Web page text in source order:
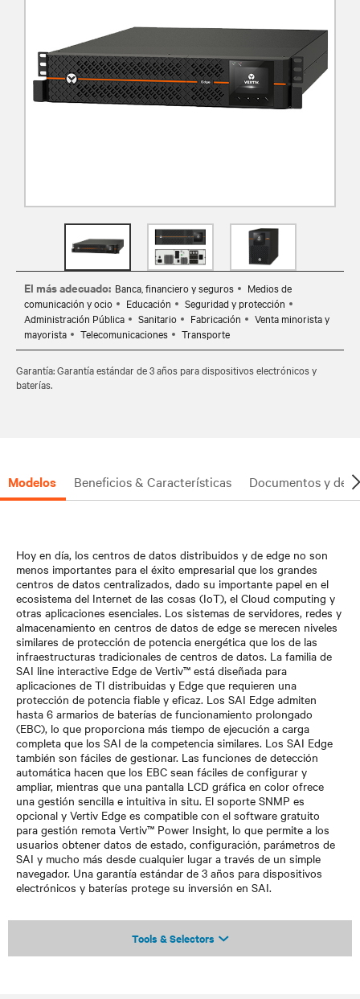
El más adecuado: Banca, financiero y seguros
Medios de
comunicación y ocio
Educación
Seguridad y protección
Administración Pública
Sanitario Fabricación
Venta minorista y
mayorista
Telecomunicaciones Transporte
Garantía: Garantía estándar de 3 años para dispositivos electrónicos y
baterías.
Modelos Beneficios & Características Documentos y
Hoy en día, los centros de datos distribuidos y de edge no son
menos importantes para el éxito empresarial que los grandes
centros de datos centralizados, dado su importante papel en el
ecosistema del Internet de las cosas (IoT), el Cloud computing y
otras aplicaciones esenciales. Los sistemas de servidores, redes y
almacenamiento en centros de datos de edge se merecen niveles
similares de protección de potencia energética que los de las
infraestructuras tradicionales de centros de datos. La familia de
SAI line interactive Edge de Vertiv™ está diseñada para
aplicaciones de TI distribuidas y Edge que requieren una
protección de potencia fiable y eficaz. Los SAI Edge admiten
hasta 6 armarios de baterías de funcionamiento prolongado
(EBC), lo que proporciona más tiempo de ejecución a carga
completa que los SAI de la competencia similares. Los SAI Edge
también son fáciles de gestionar. Las funciones de detección
automática hacen que los EBC sean fáciles de configurar y
ampliar, mientras que una pantalla LCD gráfica en color ofrece
una gestión sencilla e intuitiva in situ. El soporte SNMP es
opcional y Vertiv Edge es compatible con el software gratuito
para gestión remota Vertiv™ Power Insight, lo que permite a los
usuarios obtener datos de estado, configuración, parámetros de
SAI y mucho más desde cualquier lugar a través de un simple
navegador. Una garantía estándar de 3 años para dispositivos
electrónicos y baterías protege su inversión en SAI.
Tools & Selectors